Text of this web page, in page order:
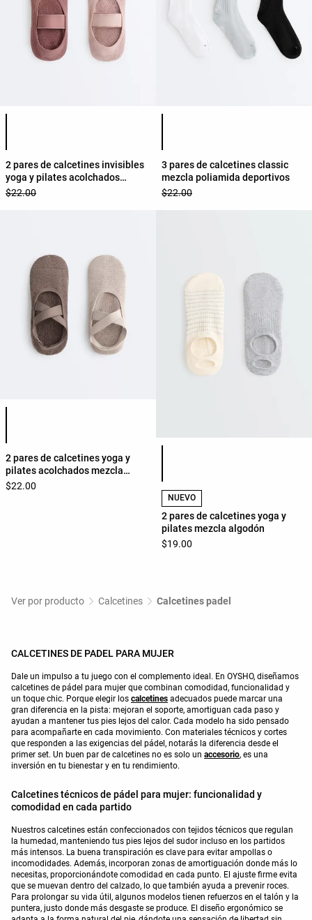
Lista de colores del producto
2 pares de calcetines invisibles
yoga y pilates acolchados
mezcla algodón cinta ancha
$22.00
Lista de colores del producto
3 pares de calcetines classic
mezcla poliamida deportivos
$22.00
Lista de colores del producto
2 pares de calcetines yoga y
pilates acolchados mezcla
algodón cintas cruzadas
$22.00
Lista de colores del producto
NUEVO
2 pares de calcetines yoga y
pilates mezcla algodón
$19.00
Ver por producto Calcetines Calcetines padel
CALCETINES DE PADEL PARA MUJER
Dale un impulso a tu juego con el complemento ideal. En OYSHO, diseñamos
calcetines de pádel para mujer que combinan comodidad, funcionalidad y
un toque chic. Porque elegir los calcetines adecuados puede marcar una
gran diferencia en la pista: mejoran el soporte, amortiguan cada paso y
ayudan a mantener tus pies lejos del calor. Cada modelo ha sido pensado
para acompañarte en cada movimiento. Con materiales técnicos y cortes
que responden a las exigencias del pádel, notarás la diferencia desde el
primer set. Un buen par de calcetines no es solo un accesorio, es una
inversión en tu bienestar y en tu rendimiento.
Calcetines técnicos de pádel para mujer: funcionalidad y
comodidad en cada partido
Nuestros calcetines están confeccionados con tejidos técnicos que regulan
la humedad, manteniendo tus pies lejos del sudor incluso en los partidos
más intensos. La buena transpiración es clave para evitar ampollas o
incomodidades. Además, incorporan zonas de amortiguación donde más lo
necesitas, proporcionándote comodidad en cada punto. El ajuste firme evita
que se muevan dentro del calzado, lo que también ayuda a prevenir roces.
Para prolongar su vida útil, algunos modelos tienen refuerzos en el talón y la
puntera, justo donde más desgaste se produce. El diseño ergonómico se